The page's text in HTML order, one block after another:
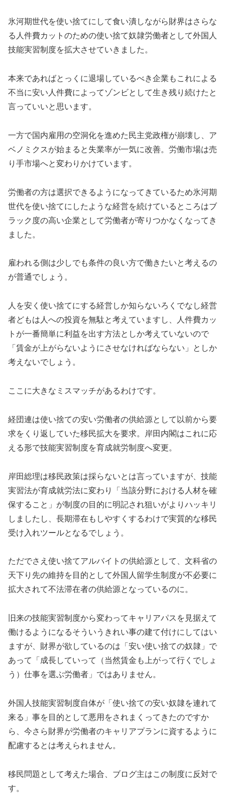
氷河期世代を使い捨てにして食い潰しながら財界はさらな
る人件費カットのための使い捨て奴隷労働者として外国人
技能実習制度を拡大させていきました。
本来であればとっくに退場しているべき企業もこれによる
不当に安い人件費によってゾンビとして生き残り続けたと
言っていいと思います。
一方で国内雇用の空洞化を進めた民主党政権が崩壊し、ア
ベノミクスが始まると失業率が一気に改善。労働市場は売
り手市場へと変わりかけています。
労働者の方は選択できるようになってきているため氷河期
世代を使い捨てにしたような経営を続けているところはブ
ラック度の高い企業として労働者が寄りつかなくなってき
ました。
雇われる側は少しでも条件の良い方で働きたいと考えるの
が普通でしょう。
人を安く使い捨てにする経営しか知らないろくでなし経営
者どもは人への投資を無駄と考えていますし、人件費カッ
トが一番簡単に利益を出す方法としか考えていないので
「賃金が上がらないようにさせなければならない」としか
考えないでしょう。
ここに大きなミスマッチがあるわけです。
経団連は使い捨ての安い労働者の供給源として以前から要
求をくり返していた移民拡大を要求。岸田内閣はこれに応
える形で技能実習制度を育成就労制度へ変更。
岸田総理は移民政策は採らないとは言っていますが、技能
実習法が育成就労法に変わり「当該分野における人材を確
保すること」が制度の目的に明記され狙いがよりハッキリ
しましたし、長期滞在もしやすくするわけで実質的な移民
受け入れツールとなるでしょう。
ただでさえ使い捨てアルバイトの供給源として、文科省の
天下り先の維持を目的として外国人留学生制度が不必要に
拡大されて不法滞在者の供給源となっているのに。
旧来の技能実習制度から変わってキャリアパスを見据えて
働けるようになるそういうきれい事の建て付けにしてはい
ますが、財界が欲しているのは「安い使い捨ての奴隷」で
あって「成長していって（当然賃金も上がって行くでしょ
う）仕事を選ぶ労働者」ではありません。
外国人技能実習制度自体が「使い捨ての安い奴隷を連れて
来る」事を目的として悪用をされまくってきたのですか
ら、今さら財界が労働者のキャリアプランに資するように
配慮するとは考えられません。
移民問題として考えた場合、ブログ主はこの制度に反対で
す。